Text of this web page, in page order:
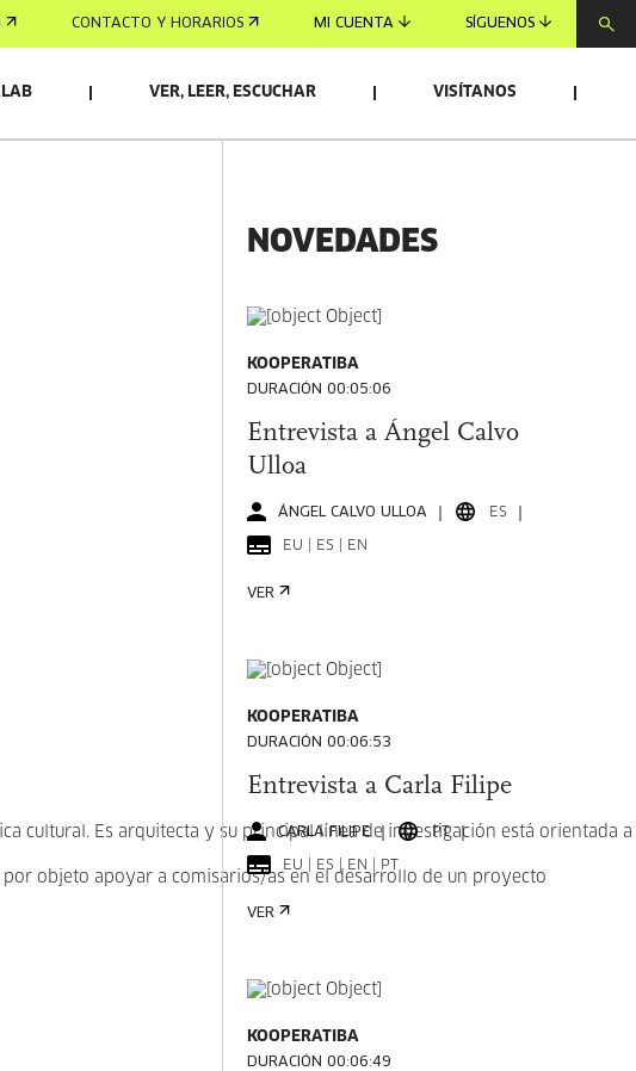
CONTACTO Y HORARIOS MI CUENTA SÍGUENOS
VER, LEER, ESCUCHAR VISÍTANOS
cultural. Es arquitecta y su principal línea de investigación está
objeto apoyar a comisarios/as en el desarrollo de un proyecto
NOVEDADES
KOOPERATIBA
DURACIÓN 00:05:06
Entrevista a Ángel Calvo
Ulloa
ÁNGEL CALVO ULLOA ES
EU | ES | EN
VER
KOOPERATIBA
DURACIÓN 00:06:53
Entrevista a Carla Filipe
CARLA FILIPE PT
EU | ES | EN | PT
VER
KOOPERATIBA
DURACIÓN 00:06:49